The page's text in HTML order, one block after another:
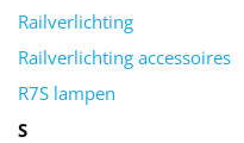
Railverlichting
Railverlichting accessoires
R7S lampen
S